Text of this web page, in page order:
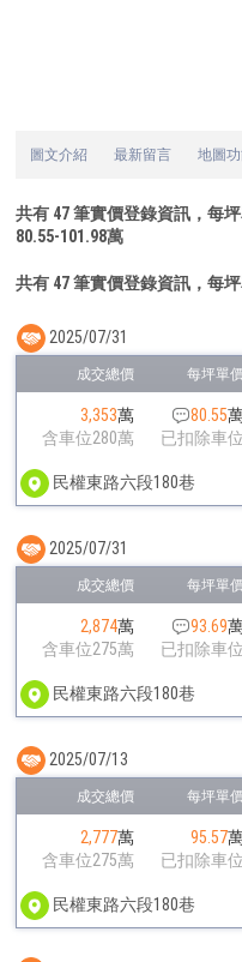
圖文介紹 最新留言 地圖
共有 47筆實價登錄資訊，每
80.55-101.98萬
共有 47 筆實價登錄資訊，每
3,353萬
含車位280萬
80.55
已扣除車位
民權東路六段180巷
2025/07/31
2,874萬
含車位275萬
93.69
已扣除車位
民權東路六段180巷
2025/07/31
2,777萬
含車位275萬
95.57
已扣除車位
民權東路六段180巷
2025/07/13